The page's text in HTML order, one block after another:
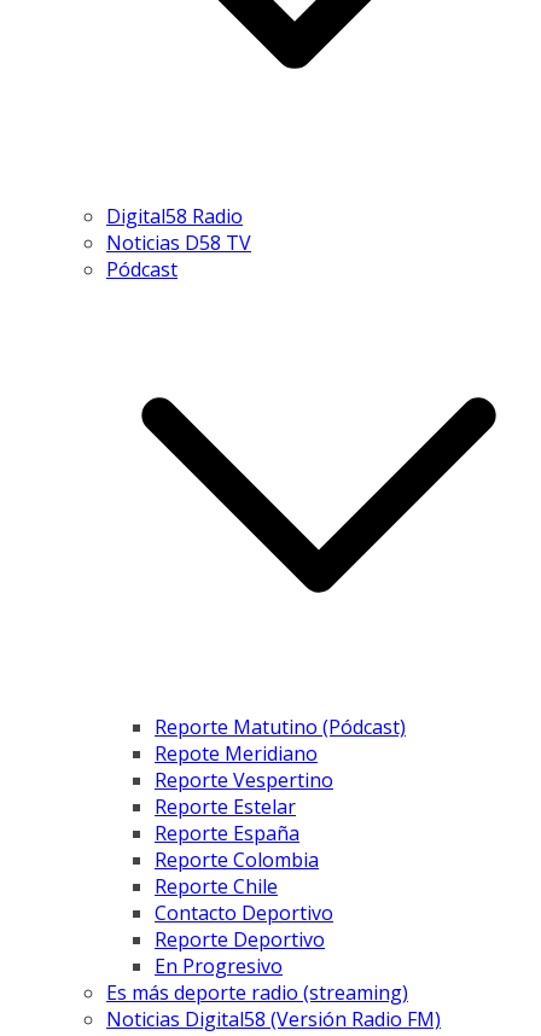
Digital58 Radio
Noticias D58 TV
Pódcast
Reporte Matutino (Pódcast)
Repote Meridiano
Reporte Vespertino
Reporte Estelar
Reporte España
Reporte Colombia
Reporte Chile
Contacto Deportivo
Reporte Deportivo
En Progresivo
Es más deporte radio (streaming)
Noticias Digital58 (Versión Radio FM)